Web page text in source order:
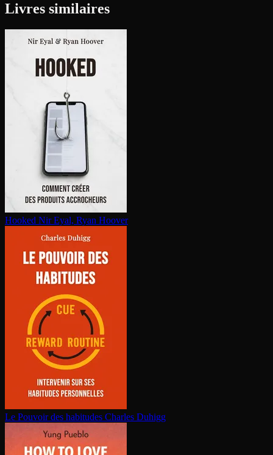
Livres similaires
Hooked Nir Eyal, Ryan Hoover
Le Pouvoir des habitudes Charles Duhigg